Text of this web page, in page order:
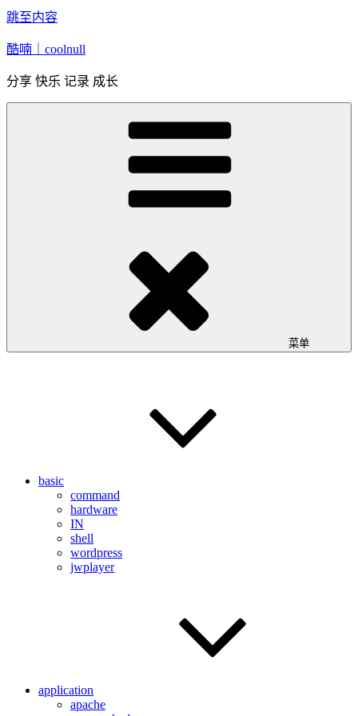
跳至内容
酷喃｜coolnull
分享 快乐 记录 成长
菜单
basic
command
hardware
IN
shell
wordpress
jwplayer
application
apache